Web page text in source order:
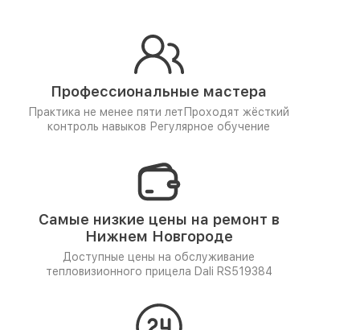
Профессиональные мастера
Практика не менее пяти лет Проходят жёсткий
контроль навыков Регулярное обучение
Самые низкие цены на ремонт в
Нижнем Новгороде
Доступные цены на обслуживание
тепловизионного прицела Dali RS519384